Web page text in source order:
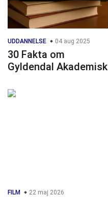
UDDANNELSE 04 aug 2025
30 Fakta om
Gyldendal Akademisk
FILM 22 maj 2026